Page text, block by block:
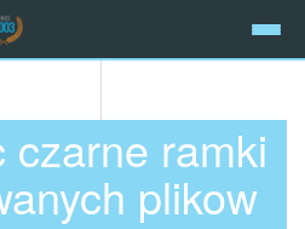
czarne ramki
plikow